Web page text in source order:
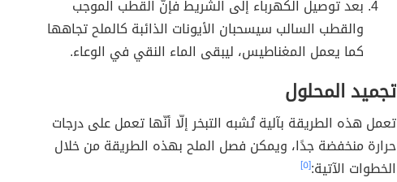
بعد توصيل الكهرباء إلى الشريط فإنّ القطب الموجب
والقطب السالب سيسحبان الأيونات الذائبة كالملح تجاهها
كما يعمل المغناطيس، ليبقى الماء النقي في الوعاء.
تجميد المحلول
تعمل هذه الطريقة بآلية تُشبه التبخر إلّا أنّها تعمل على درجات
حرارة منخفضة جدًا، ويمكن فصل الملح بهذه الطريقة من خلال
الخطوات الآتية:[٥]